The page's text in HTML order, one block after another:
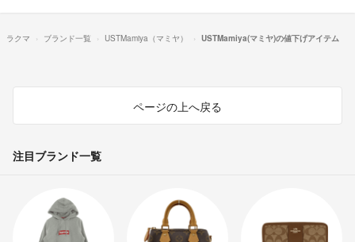
ラクマ ブランド一覧 USTMamiya（マミヤ） USTMamiya(マミヤ)の値下げアイテム
ページの上へ戻る
注目ブランド一覧